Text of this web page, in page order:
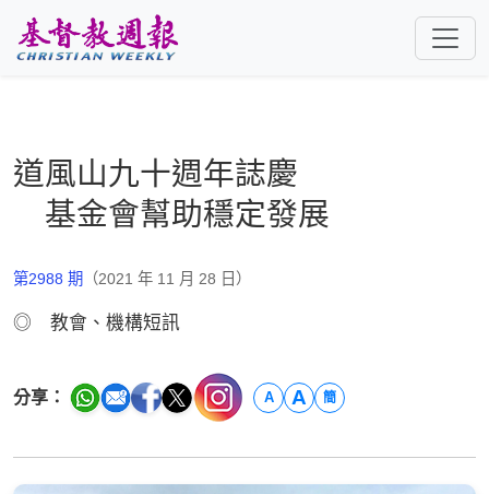
道風山九十週年誌慶
基金會幫助穩定發展
第2988 期 （2021 年 11 月 28 日）
◎ 教會、機構短訊
分享： A A 簡